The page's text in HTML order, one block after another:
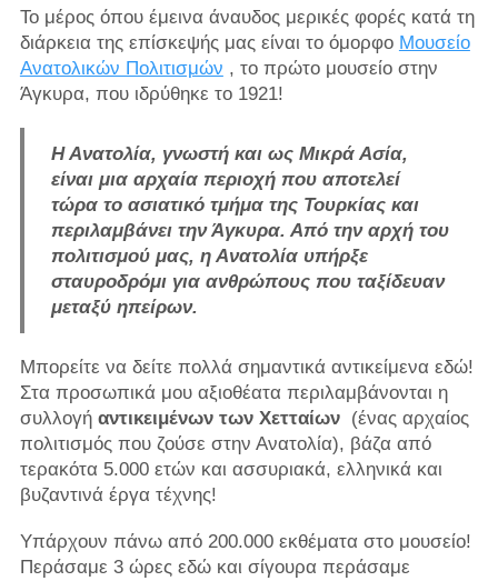
Το μέρος όπου έμεινα άναυδος μερικές φορές κατά τη
διάρκεια της επίσκεψής μας είναι το όμορφο Μουσείο
Ανατολικών Πολιτισμών , το πρώτο μουσείο στην
Άγκυρα, που ιδρύθηκε το 1921!
Η Ανατολία, γνωστή και ως Μικρά Ασία,
είναι μια αρχαία περιοχή που αποτελεί
τώρα το ασιατικό τμήμα της Τουρκίας και
περιλαμβάνει την Άγκυρα. Από την αρχή του
πολιτισμού μας, η Ανατολία υπήρξε
σταυροδρόμι για ανθρώπους που ταξίδευαν
μεταξύ ηπείρων.
Μπορείτε να δείτε πολλά σημαντικά αντικείμενα εδώ!
Στα προσωπικά μου αξιοθέατα περιλαμβάνονται η
συλλογή αντικειμένων των Χετταίων(ένας αρχαίος
πολιτισμός που ζούσε στην Ανατολία), βάζα από
τερακότα 5.000 ετών και ασσυριακά, ελληνικά και
βυζαντινά έργα τέχνης!
Υπάρχουν πάνω από 200.000 εκθέματα στο μουσείο!
Περάσαμε 3 ώρες εδώ και σίγουρα περάσαμε